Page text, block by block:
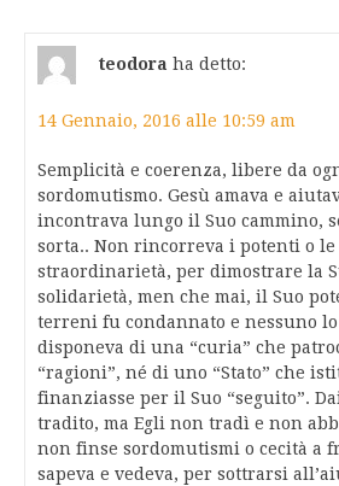
teodora ha detto:
14 Gennaio, 2016 alle 10:59 am
Semplicità e coerenza, libere da
sordomutismo. Gesù amava e
incontrava lungo il Suo cammino,
sorta.. Non rincorreva i potenti o
straordinarietà, per dimostrare la
solidarietà, men che mai, il Suo
terreni fu condannato e nessuno
disponeva di una “curia” che
“ragioni”, né di uno “Stato” che
finanziasse per il Suo “seguito”.
tradito, ma Egli non tradì e non
non finse sordomutismi o cecità a
sapeva e vedeva, per sottrarsi